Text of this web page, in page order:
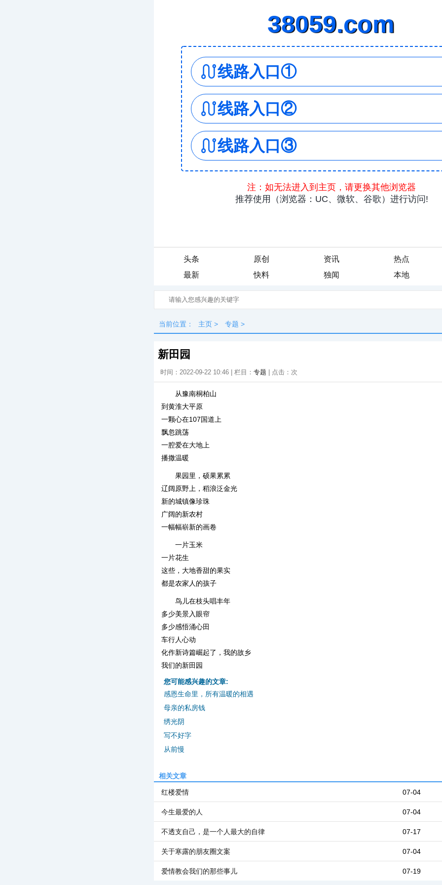
头条 原创 资讯
热点
最新
快料 独闻 本地
当前位置： 主页 > 专题 >
新田园
时间：2022-09-22 10:46 | 栏目： 专题 | 点击： 次
从豫南桐柏山
到黄淮大平原
一颗心在107国道上
飘忽跳荡
一腔爱在大地上
播撒温暖
果园里，硕果累累
辽阔原野上，稻浪泛金光
新的城镇像珍珠
广阔的新农村
一幅幅崭新的画卷
一片玉米
一片花生
这些，大地香甜的果实
都是农家人的孩子
鸟儿在枝头唱丰年
多少美景入眼帘
多少感悟涌心田
车行人心动
化作新诗篇崛起了，我的故乡
我们的新田园
您可能感兴趣的文章:
感恩生命里，所有温暖的相遇
母亲的私房钱
绣光阴
写不好字
从前慢
相关文章
07-04
红楼爱情
07-04
今生最爱的人
07-17
不透支自己，是一个人最大的自律
07-04
关于寒露的朋友圈文案
07-19
爱情教会我们的那些事儿